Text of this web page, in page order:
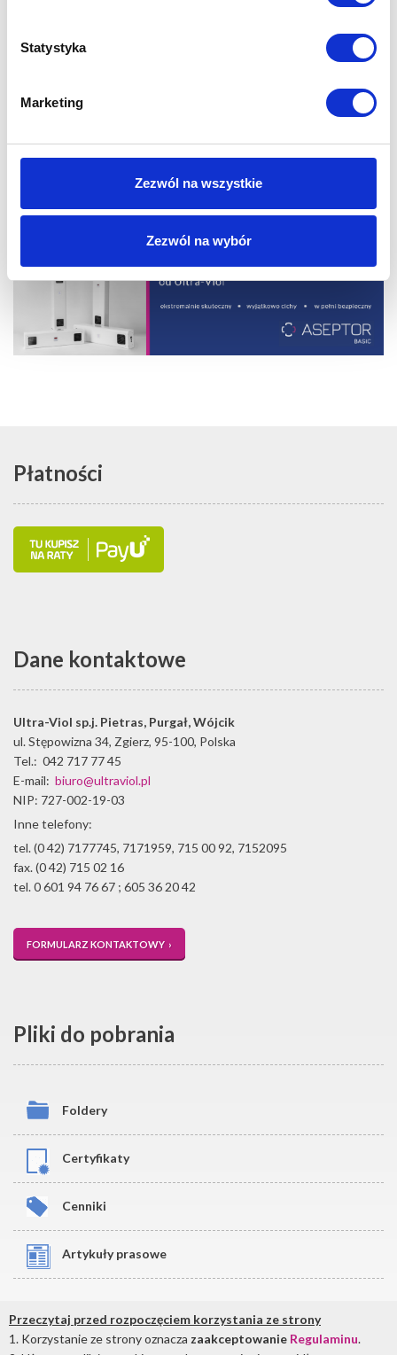
Statystyka
Marketing
Zezwól na wszystkie
Zezwól na wybór
Dostępne natychmiast (wysyłka: 1 - 2 dni)
Płatności
Dane kontaktowe
Ultra-Viol sp.j. Pietras, Purgał, Wójcik
ul. Stępowizna 34, Zgierz, 95-100, Polska
Tel.: 042 717 77 45
E-mail: biuro@ultraviol.pl
NIP: 727-002-19-03
Inne telefony:
tel. (0 42) 7177745, 7171959, 715 00 92, 7152095
fax. (0 42) 715 02 16
tel. 0 601 94 76 67 ; 605 36 20 42
FORMULARZ KONTAKTOWY ›
Pliki do pobrania
Foldery
Certyfikaty
Cenniki
Artykuły prasowe
Zapraszamy do zapozniania się z pełną ofertą w postacilamp
bakteriobójczychdo wykorzystania w placówkach służby zdrowia.
Przeczytaj przed rozpoczęciem korzystania ze strony
1. Korzystanie ze strony oznacza zaakceptowanie Regulaminu.